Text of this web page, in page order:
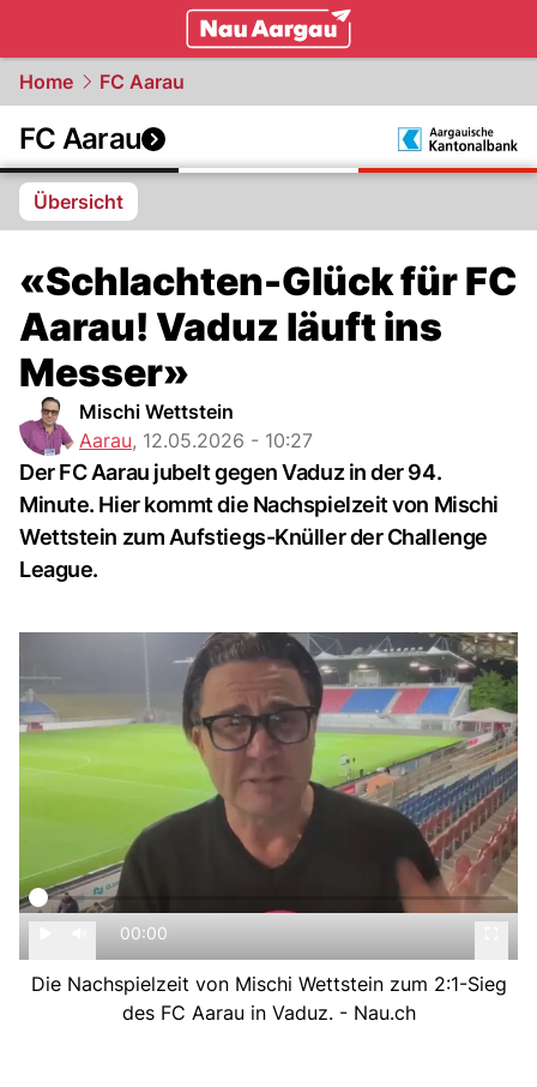
Home FC Aarau
FC Aarau
Übersicht
«Schlachten-Glück für FC
Aarau! Vaduz läuft ins
Messer»
Mischi Wettstein
Aarau, 12.05.2026 - 10:27
Der FC Aarau jubelt gegen Vaduz in der 94.
Minute. Hier kommt die Nachspielzeit von Mischi
Wettstein zum Aufstiegs-Knüller der Challenge
League.
00:00
Die Nachspielzeit von Mischi Wettstein zum 2:1-Sieg
des FC Aarau in Vaduz. - Nau.ch